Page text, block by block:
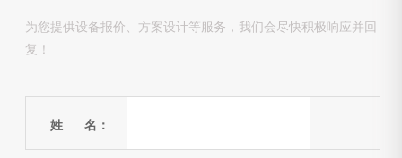
为您提供设备报价、方案设计等服务，我们会尽快积极响应并回
复！
姓 名：